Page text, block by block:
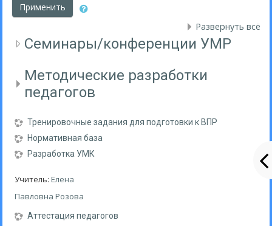
Применить
Развернуть всё
Семинары/конференции УМР
Методические разработки
педагогов
Тренировочные задания для подготовки к ВПР
Нормативная база
Разработка УМК
Учитель:Елена
Павловна Розова
Аттестация педагогов